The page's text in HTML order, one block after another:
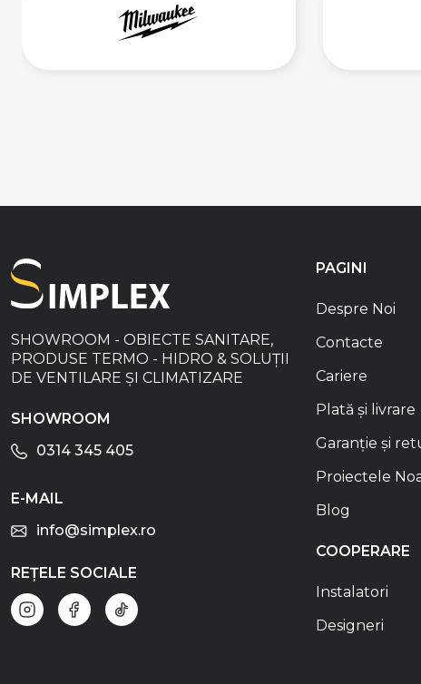
SHOWROOM - OBIECTE SANITARE,
PRODUSE TERMO - HIDRO & SOLUȚII
DE VENTILARE ȘI CLIMATIZARE
SHOWROOM
0314 345 405
E-MAIL
info@simplex.ro
REȚELE SOCIALE
PAGINI
Despre Noi
Contacte
Cariere
Plată și livrare
Garanție și
Proiectele
Blog
COOPERARE
Instalatori
Designeri